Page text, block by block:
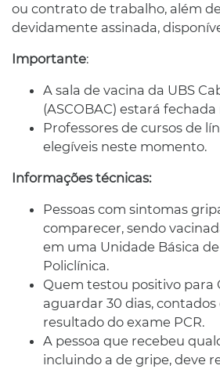
ou contrato de trabalho, além
devidamente assinada,
Importante:
A sala de vacina da UBS
(ASCOBAC) estará fechada
Professores de cursos de
elegíveis neste momento.
Informações técnicas:
Pessoas com sintomas
comparecer, sendo
em uma Unidade Básica de
Policlínica.
Quem testou positivo para
aguardar 30 dias,
resultado do exame PCR.
A pessoa que recebeu
incluindo a de gripe, deve